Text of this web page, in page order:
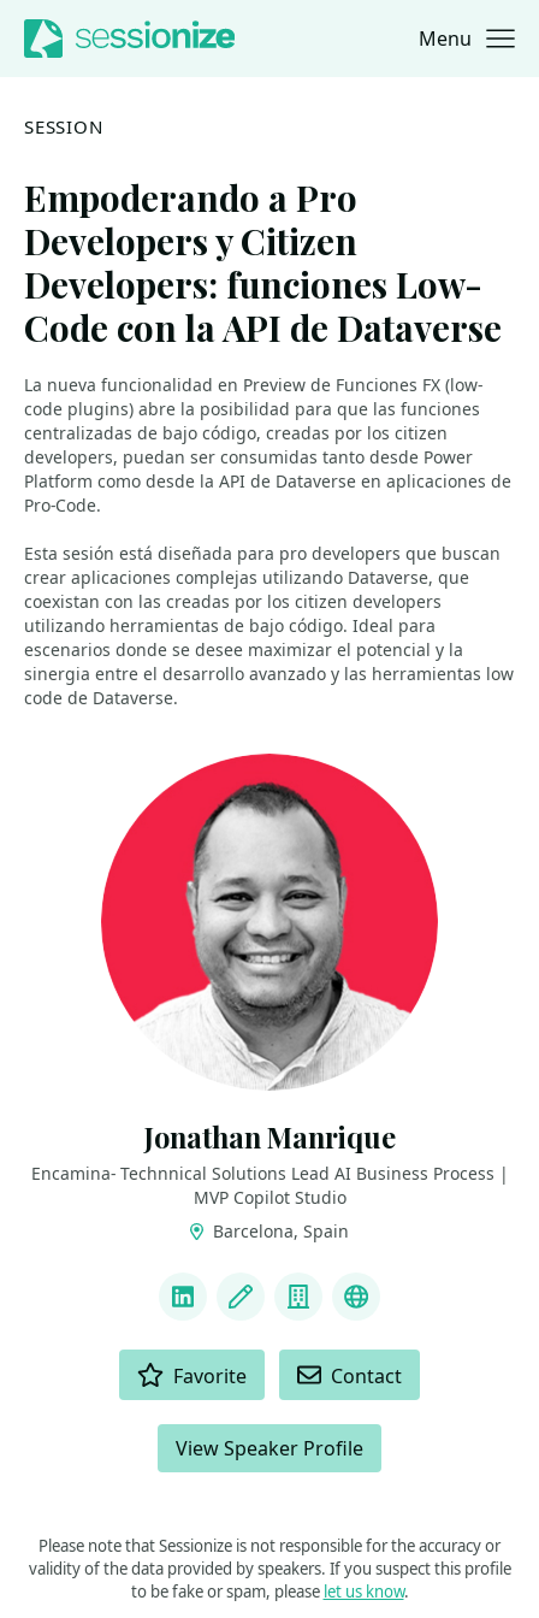
Jump to navigation
Jump to content Menu
SESSION
Empoderando a Pro
Developers y Citizen
Developers: funciones Low-
Code con la API de Dataverse
La nueva funcionalidad en Preview de Funciones FX (low-
code plugins) abre la posibilidad para que las funciones
centralizadas de bajo código, creadas por los citizen
developers, puedan ser consumidas tanto desde Power
Platform como desde la API de Dataverse en aplicaciones de
Pro-Code.
Esta sesión está diseñada para pro developers que buscan
crear aplicaciones complejas utilizando Dataverse, que
coexistan con las creadas por los citizen developers
utilizando herramientas de bajo código. Ideal para
escenarios donde se desee maximizar el potencial y la
sinergia entre el desarrollo avanzado y las herramientas low
code de Dataverse.
Jonathan Manrique
Encamina- Technnical Solutions Lead AI Business Process |
MVP Copilot Studio
Barcelona, Spain
LinkedInBlog CompanyPower Platform
Favorite Contact
View Speaker Profile
Please note that Sessionize is not responsible for the accuracy or
validity of the data provided by speakers. If you suspect this profile
to be fake or spam, please let us know.